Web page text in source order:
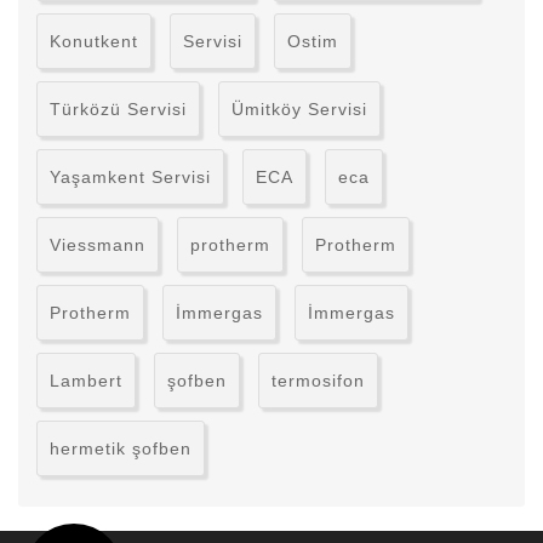
Konutkent Servisi Ostim
Türközü Servisi Ümitköy Servisi
Yaşamkent Servisi ECA eca
Viessmann protherm Protherm
Protherm İmmergas İmmergas
Lambert şofben termosifon
hermetik şofben